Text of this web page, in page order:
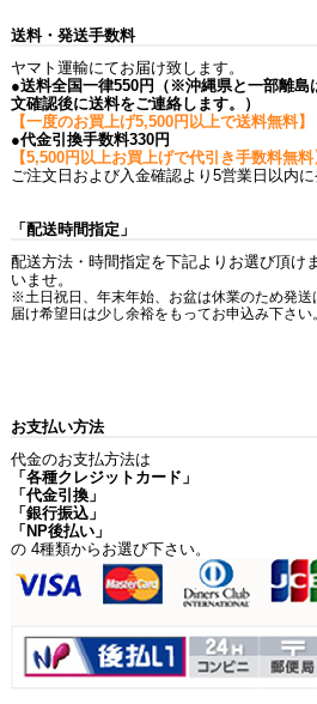
送料・発送手数料
ヤマト運輸にてお届け致します。
●送料全国一律550円（※沖縄県と一部離島
文確認後に送料をご連絡します。）
【一度のお買上げ5,500円以上で送料無料】
●代金引換手数料330円
【5,500円以上お買上げで代引き手数料無料
ご注文日および入金確認より5営業日以内に
「配送時間指定」
配送方法・時間指定を下記よりお選び頂け
いませ。
※土日祝日、年末年始、お盆は休業のため発送
届け希望日は少し余裕をもってお申込み下さい。
お支払い方法
代金のお支払方法は
「各種クレジットカード」
「代金引換」
「銀行振込」
「NP後払い」
の 4種類からお選び下さい。